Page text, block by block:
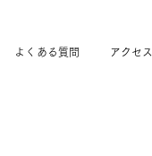
よくある質問 アクセス